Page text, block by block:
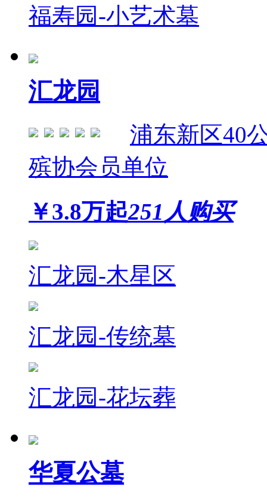
福寿园-小艺术墓
汇龙园
浦东新区40
殡协会员单位
￥3.8万起251人购买
汇龙园-木星区
汇龙园-传统墓
汇龙园-花坛葬
华夏公墓